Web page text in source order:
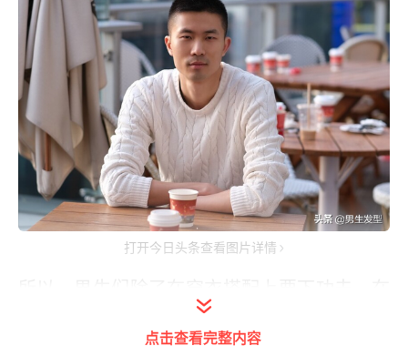
打开今日头条查看图片详情
发型上也不能马虎！很多男生为了方便，都会
选择剪一款“板寸”发型，这的确是不错的选
点击查看完整内容